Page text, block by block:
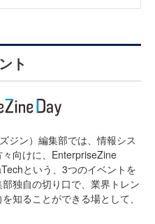
ト
ジン）編集部では、情報シス
向けに、EnterpriseZine
という、3つのイベントを
独自の切り口で、業界トレン
知ることができる場として、